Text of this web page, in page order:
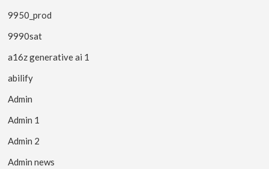
9950_prod
9990sat
a16z generative ai 1
abilify
Admin
Admin 1
Admin 2
Admin news